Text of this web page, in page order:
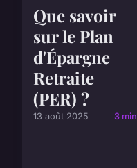
Que savoir
sur le Plan
d'Épargne
Retraite
(PER) ?
13 août 2025 3 min